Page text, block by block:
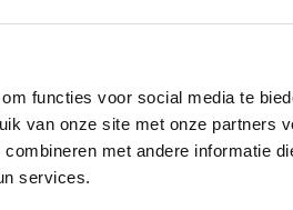
functies voor social media te
van onze site met onze partners
met andere informatie
services.
were no